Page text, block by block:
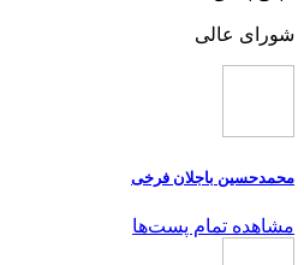
شورای عالی
محمدحسین باجلان فرخی
مشاهده تمام پست‌ها